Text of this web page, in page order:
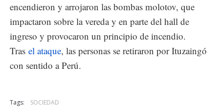
encendieron y arrojaron las bombas molotov, que
impactaron sobre la vereda y en parte del hall de
ingreso y provocaron un principio de incendio.
Tras el ataque, las personas se retiraron por Ituzaingó
con sentido a Perú.
Tags: SOCIEDAD